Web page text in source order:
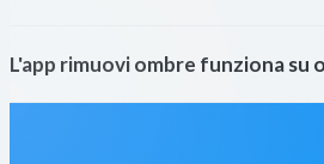
L'app rimuovi ombre funziona su